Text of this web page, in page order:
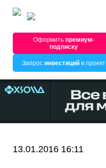
Оформитьпремиум-
подписку
Запрос инвестицийв проект
13.01.2016 16:11